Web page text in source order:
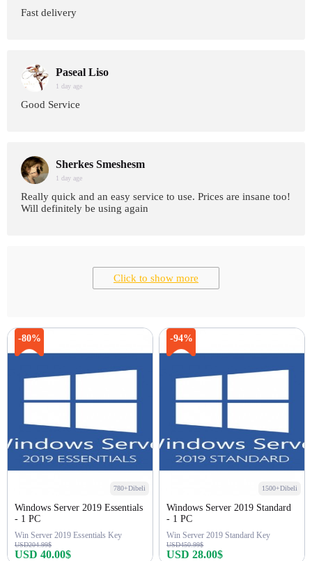
Fast delivery
Paseal Liso
1 day age
Good Service
Sherkes Smeshesm
1 day age
Really quick and an easy service to use. Prices are insane too!
Will definitely be using again
Click to show more
-80%
780+Dibeli
Windows Server 2019 Essentials
- 1 PC
Win Server 2019 Essentials Key
USD204.99$
USD 40.00$
-94%
1500+Dibeli
Windows Server 2019 Standard
- 1 PC
Win Server 2019 Standard Key
USD450.99$
USD 28.00$